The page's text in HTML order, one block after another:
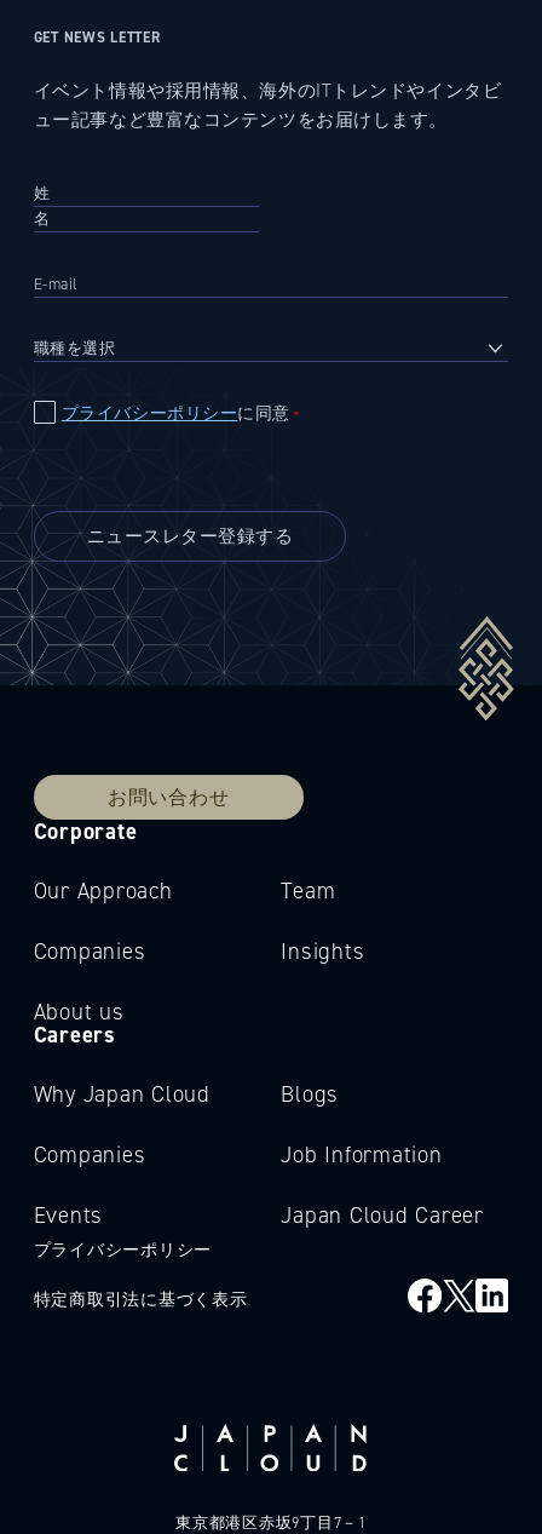
GET NEWS LETTER
イベント情報や採用情報、海外のITトレンドやインタビ
ュー記事など豊富なコンテンツをお届けします。
プライバシーポリシーに同意 ＊
お問い合わせ
Corporate
Our Approach
Companies
About us
Team
Insights
Careers
Why Japan Cloud
Companies
Events
Blogs
Job Information
Japan Cloud Career
プライバシーポリシー
特定商取引法に基づく表示
東京都港区赤坂9丁目7－1